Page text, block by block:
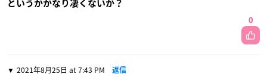
というかかなり凄くないか？
0
2021年8月25日 at 7:43 PM 返信